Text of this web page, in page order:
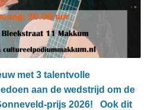
met 3 talentvolle
aan de wedstrijd om de
prijs 2026! Ook dit